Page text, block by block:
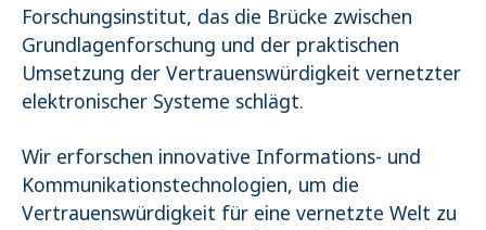
Forschungsinstitut, das die Brücke zwischen
Grundlagenforschung und der praktischen
Umsetzung der Vertrauenswürdigkeit vernetzter
elektronischer Systeme schlägt.
Wir erforschen innovative Informations- und
Kommunikationstechnologien, um die
Vertrauenswürdigkeit für eine vernetzte Welt zu
Name:
_pk_ses.1.4143